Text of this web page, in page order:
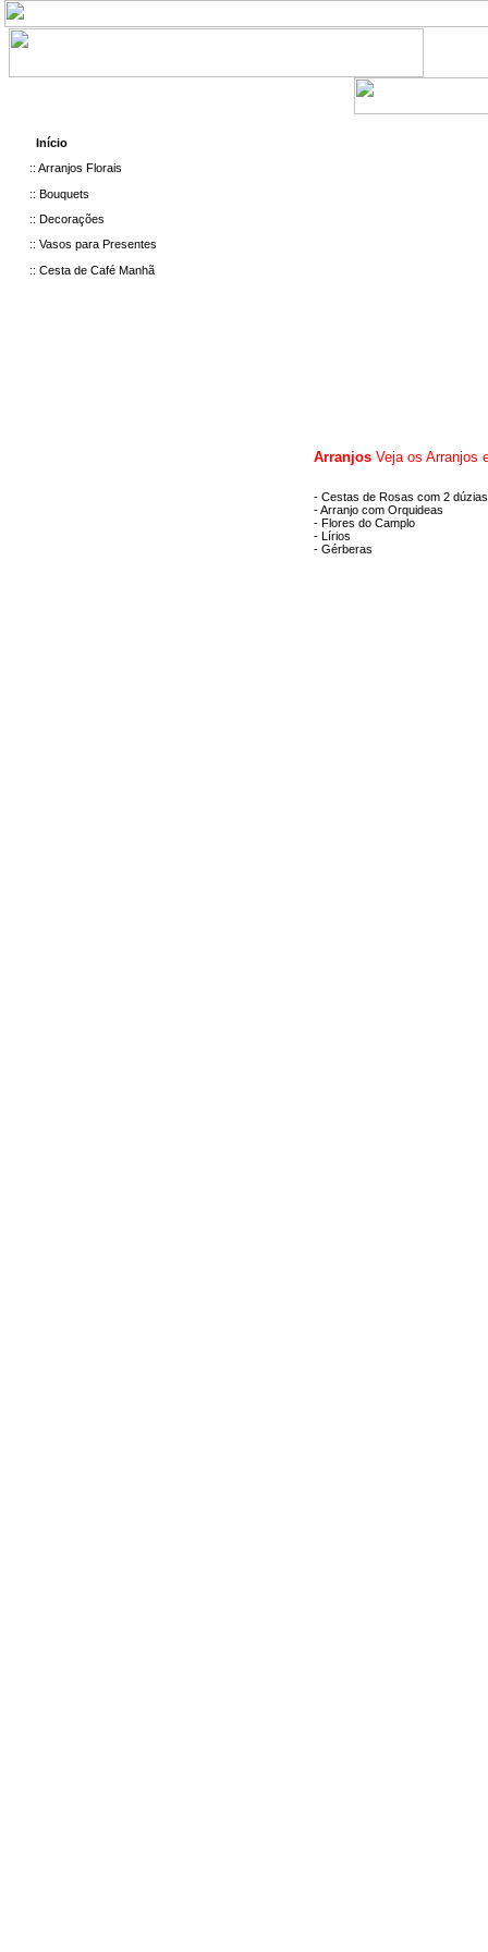
Início
:: Arranjos Florais
:: Bouquets
:: Decorações
:: Vasos para Presentes
:: Cesta de Café Manhã
Arranjos Veja os Arranjos
- Cestas de Rosas com 2 dúzias
- Arranjo com Orquideas
- Flores do Camplo
- Lírios
- Gérberas